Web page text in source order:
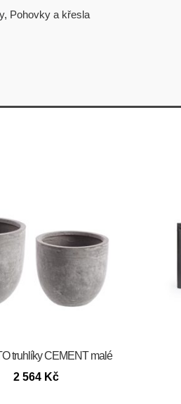
, Pohovky a křesla
truhlíky CEMENT malé
2 564 Kč